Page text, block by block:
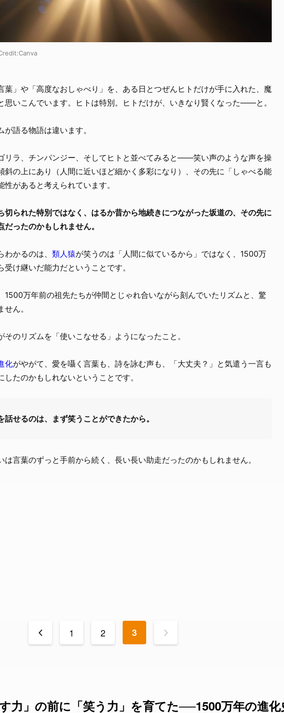
葉」や「高度なおしゃべり」を、ある日とつぜんヒトだけが手に入れた、魔
思いこんでいます。ヒトは特別。ヒトだけが、いきなり賢くなった――と。
が語る物語は違います。
リラ、チンパンジー、そしてヒトと並べてみると——笑い声のような声を操
斜の上にあり（人間に近いほど細かく多彩になり）、その先に「しゃべる能
性があると考えられています。
切られた特別ではなく、はるか昔から地続きにつながった坂道の、その先に
ったのかもしれません。
かるのは、 類人猿が笑うのは「人間に似ているから」ではなく、1500万
け継いだ能力だということです。
1500万年前の祖先たちが仲間とじゃれ合いながら刻んでいたリズムと、驚
ん。
そのリズムを「使いこなせる」ようになったこと。
化がやがて、愛を囁く言葉も、詩を詠む声も、「大丈夫？」と気遣う一言も
たのかもしれないということです。
話せるのは、まず笑うことができたから。
は言葉のずっと手前から続く、長い長い助走だったのかもしれません。
< 1 2 3 >
力」の前に「笑う力」を育てた──1500万年の進化